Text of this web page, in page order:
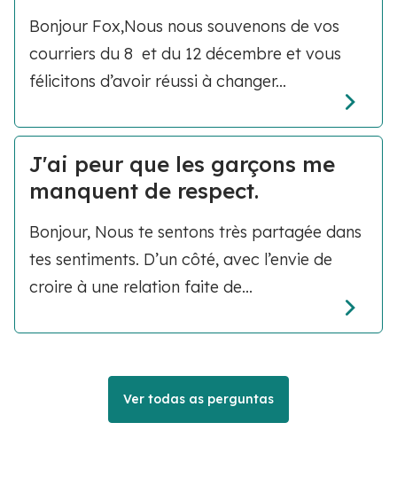
Bonjour Fox,Nous nous souvenons de vos
courriers du 8 et du 12 décembre et vous
félicitons d’avoir réussi à changer...
J'ai peur que les garçons me
manquent de respect.
Bonjour, Nous te sentons très partagée dans
tes sentiments. D’un côté, avec l’envie de
croire à une relation faite de...
Ver todas as perguntas